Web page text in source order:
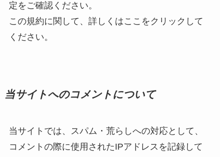
定をご確認ください。
この規約に関して、詳しくはここをクリックして
ください。
当サイトへのコメントについて
当サイトでは、スパム・荒らしへの対応として、
コメントの際に使用されたIPアドレスを記録して